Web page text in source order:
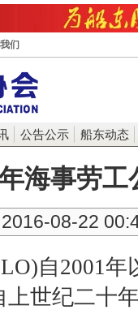
们
公告公示 船东动态
海事劳工
2016-08-22
自2001年
上世纪二十